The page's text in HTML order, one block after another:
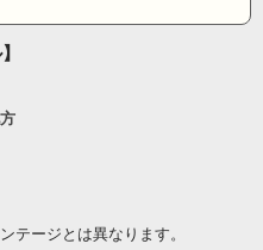
テージとは異なります。